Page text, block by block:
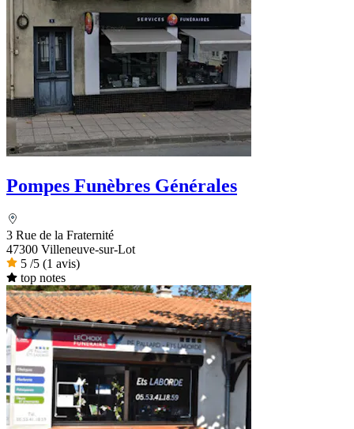
Pompes Funèbres Générales
3 Rue de la Fraternité
47300 Villeneuve-sur-Lot
5 /5 (1 avis)
top notes